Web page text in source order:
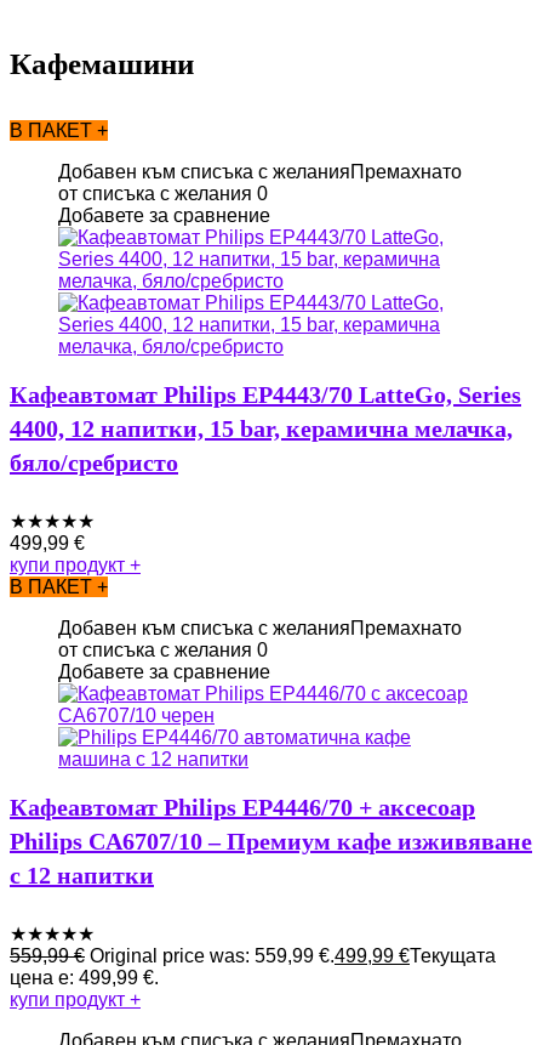
Кафемашини
В ПАКЕТ +
Добавен към списъка с желанияПремахнато
от списъка с желания 0
Добавете за сравнение
Кафеавтомат Philips EP4443/70 LatteGo, Series
4400, 12 напитки, 15 bar, керамична мелачка,
бяло/сребристо
★★★★★
499,99 €
купи продукт +
В ПАКЕТ +
Добавен към списъка с желанияПремахнато
от списъка с желания 0
Добавете за сравнение
Кафеавтомат Philips EP4446/70 + аксесоар
Philips CA6707/10 – Премиум кафе изживяване
с 12 напитки
★★★★★
559,99€ Original price was: 559,99 €.499,99 €Текущата
цена е: 499,99 €.
купи продукт +
Добавен към списъка с желанияПремахнато